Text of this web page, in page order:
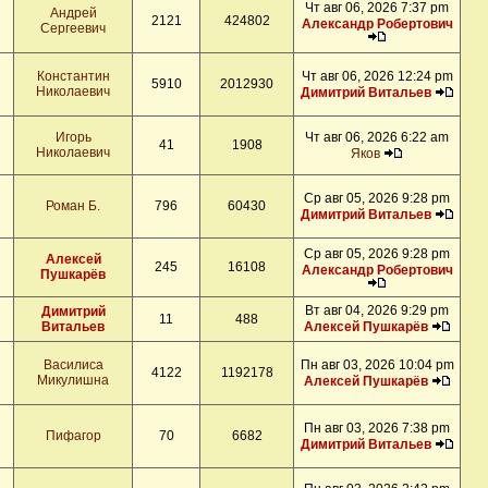
Андрей
Сергеевич
2121 424802
Чт авг 06, 2026 7:37 pm
Александр Робертович
Константин
Николаевич
5910 2012930
Чт авг 06, 2026 12:24 pm
Димитрий Витальев
Игорь
Николаевич
41 1908
Чт авг 06, 2026 6:22 am
Яков
Роман Б. 796 60430
Ср авг 05, 2026 9:28 pm
Димитрий Витальев
Алексей
Пушкарёв
245 16108
Ср авг 05, 2026 9:28 pm
Александр Робертович
Димитрий
Витальев
11 488
Вт авг 04, 2026 9:29 pm
Алексей Пушкарёв
Василиса
Микулишна
4122 1192178
Пн авг 03, 2026 10:04 pm
Алексей Пушкарёв
Пифагор 70 6682
Пн авг 03, 2026 7:38 pm
Димитрий Витальев